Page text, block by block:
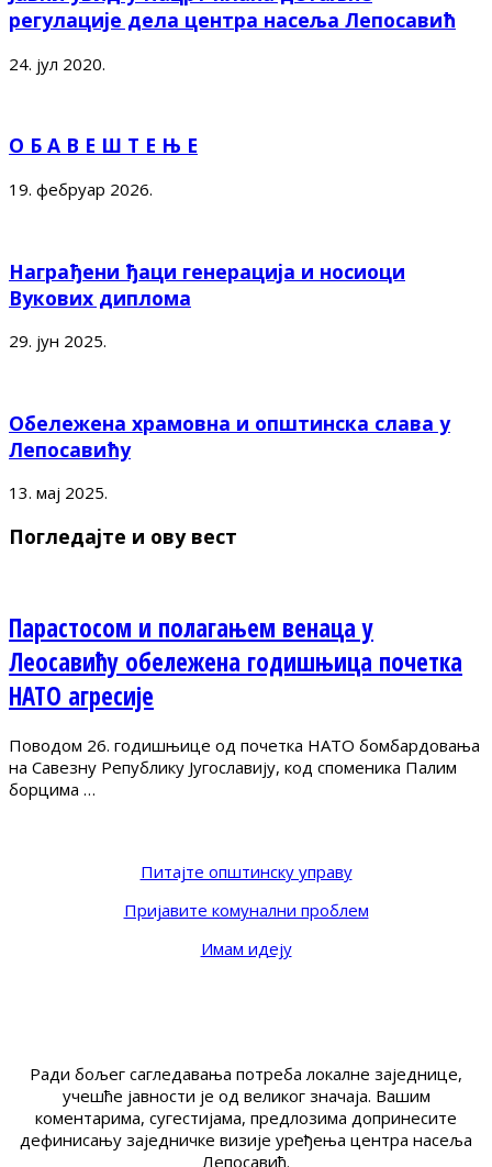
регулације дела центра насеља Лепосавић
24. јул 2020.
О Б А В Е Ш Т Е Њ Е
19. фебруар 2026.
Награђени ђаци генерација и носиоци
Вукових диплома
29. јун 2025.
Обележена храмовна и општинска слава у
Лепосавићу
13. мај 2025.
Погледајте и ову вест
Парастосом и полагањем венаца у
Леосавићу обележена годишњица почетка
НАТО агресије
Поводом 26. годишњице од почетка НАТО бомбардовања
на Савезну Републику Југославију, код споменика Палим
борцима …
Питајте општинску управу
Пријавите комунални проблем
Имам идеју
Ради бољег сагледавања потреба локалне заједнице,
учешће јавности је од великог значаја. Вашим
коментарима, сугестијама, предлозима допринесите
дефинисању заједничке визије уређења центра насеља
Лепосавић.